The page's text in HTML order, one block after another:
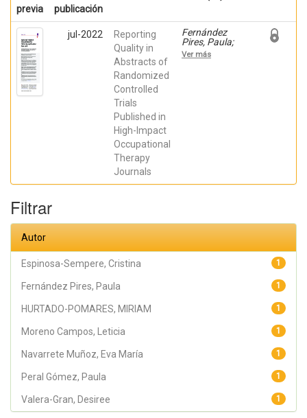
previa
publicación
jul-2022
Reporting
Quality in
Abstracts of
Randomized
Controlled
Trials
Published in
High-Impact
Occupational
Therapy
Journals
Fernández
Pires, Paula;
Prieto Botella,
Daniel; Valera
Campos,
María
Ver más
Filtrar
Autor
1
Espinosa-Sempere, Cristina
1
Fernández Pires, Paula
1
HURTADO-POMARES, MIRIAM
1
Moreno Campos, Leticia
1
Navarrete Muñoz, Eva María
1
Peral Gómez, Paula
1
Valera-Gran, Desiree